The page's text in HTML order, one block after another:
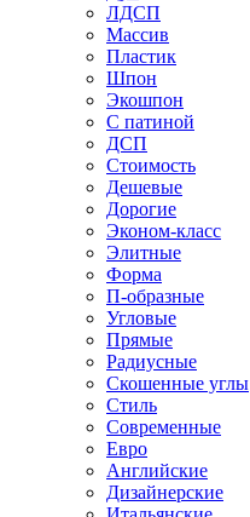
ЛДСП
Массив
Пластик
Шпон
Экошпон
С патиной
ДСП
Стоимость
Дешевые
Дорогие
Эконом-класс
Элитные
Форма
П-образные
Угловые
Прямые
Радиусные
Скошенные углы
Стиль
Современные
Евро
Английские
Дизайнерские